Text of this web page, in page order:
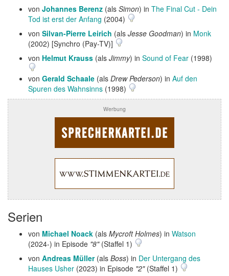
von Johannes Berenz (als Simon) in The Final Cut - Dein
Tod ist erst der Anfang (2004)
von Silvan-Pierre Leirich (als Jesse Goodman) in Monk
(2002) [Synchro (Pay-TV)]
von Helmut Krauss (als Jimmy) in Sound of Fear (1998)
von Gerald Schaale (als Drew Pederson) in Auf den
Spuren des Wahnsinns (1998)
Werbung
Serien
von Michael Noack (als Mycroft Holmes) in Watson
(2024-) in Episode "8"(Staffel 1)
von Andreas Müller(als Boss) in Der Untergang des
Hauses Usher (2023) in Episode "2"(Staffel 1)